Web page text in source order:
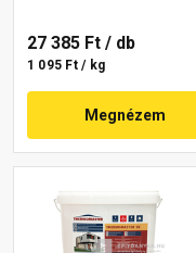
27 385 Ft / db
1 095 Ft / kg
Megnézem